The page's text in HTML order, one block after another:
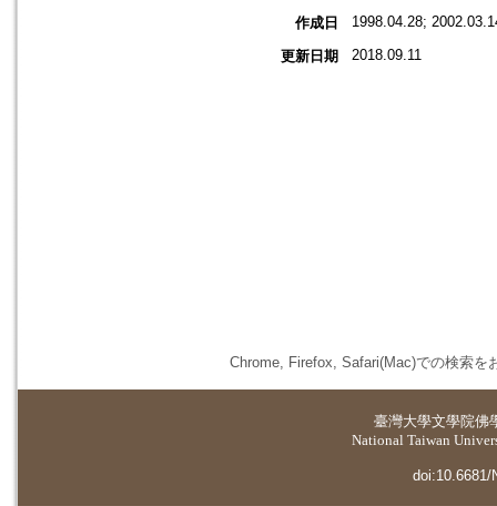
作成日 1998.04.28;
更新日期 2018.09.11
Chrome, Firefox, Safari(Mac)での検索を
臺灣大學文學院佛
National Taiwan
doi:10.6681/